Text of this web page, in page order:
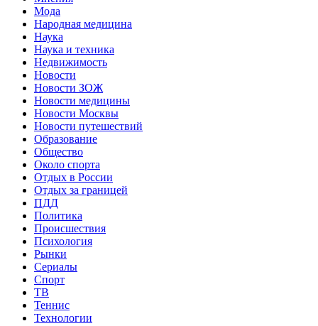
Мода
Народная медицина
Наука
Наука и техника
Недвижимость
Новости
Новости ЗОЖ
Новости медицины
Новости Москвы
Новости путешествий
Образование
Общество
Около спорта
Отдых в России
Отдых за границей
ПДД
Политика
Происшествия
Психология
Рынки
Сериалы
Спорт
ТВ
Теннис
Технологии